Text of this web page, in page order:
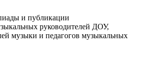
и публикации
руководителей ДОУ,
музыки и педагогов музыкальных